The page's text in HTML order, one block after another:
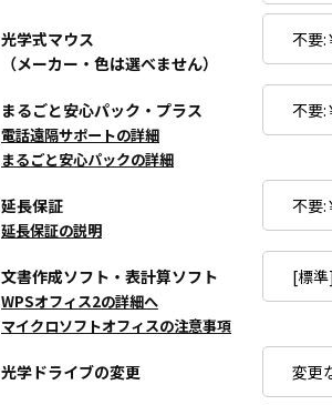
光学式マウス
（メーカー・色は選べません）
まるごと安心パック・プラス
電話遠隔サポートの詳細
まるごと安心パックの詳細
延長保証
延長保証の説明
文書作成ソフト・表計算ソフト
WPSオフィス2の詳細へ
マイクロソフトオフィスの注意事項
光学ドライブの変更